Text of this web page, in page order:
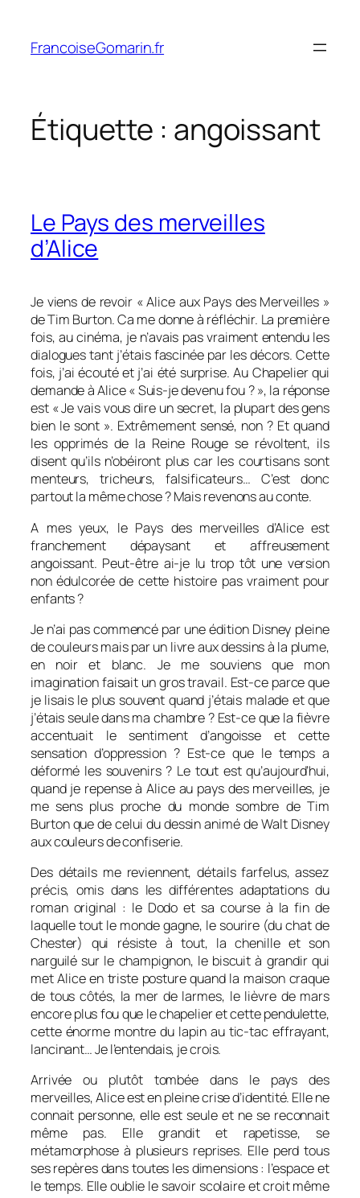
contenu
FrancoiseGomarin.fr
Étiquette : angoissant
Le Pays des merveilles
d’Alice
Je viens de revoir « Alice aux Pays des Merveilles »
de Tim Burton. Ca me donne à réfléchir. La première
fois, au cinéma, je n’avais pas vraiment entendu les
dialogues tant j’étais fascinée par les décors. Cette
fois, j’ai écouté et j’ai été surprise. Au Chapelier qui
demande à Alice « Suis-je devenu fou ? », la réponse
est « Je vais vous dire un secret, la plupart des gens
bien le sont ». Extrêmement sensé, non ? Et quand
les opprimés de la Reine Rouge se révoltent, ils
disent qu’ils n’obéiront plus car les courtisans sont
menteurs, tricheurs, falsificateurs… C’est donc
partout la même chose ? Mais revenons au conte.
A mes yeux, le Pays des merveilles d’Alice est
franchement dépaysant et affreusement
angoissant. Peut-être ai-je lu trop tôt une version
non édulcorée de cette histoire pas vraiment pour
enfants ?
Je n’ai pas commencé par une édition Disney pleine
de couleurs mais par un livre aux dessins à la plume,
en noir et blanc. Je me souviens que mon
imagination faisait un gros travail. Est-ce parce que
je lisais le plus souvent quand j’étais malade et que
j’étais seule dans ma chambre ? Est-ce que la fièvre
accentuait le sentiment d’angoisse et cette
sensation d’oppression ? Est-ce que le temps a
déformé les souvenirs ? Le tout est qu’aujourd’hui,
quand je repense à Alice au pays des merveilles, je
me sens plus proche du monde sombre de Tim
Burton que de celui du dessin animé de Walt Disney
aux couleurs de confiserie.
Des détails me reviennent, détails farfelus, assez
précis, omis dans les différentes adaptations du
roman original : le Dodo et sa course à la fin de
laquelle tout le monde gagne, le sourire (du chat de
Chester) qui résiste à tout, la chenille et son
narguilé sur le champignon, le biscuit à grandir qui
met Alice en triste posture quand la maison craque
de tous côtés, la mer de larmes, le lièvre de mars
encore plus fou que le chapelier et cette pendulette,
cette énorme montre du lapin au tic-tac effrayant,
lancinant… Je l’entendais, je crois.
Arrivée ou plutôt tombée dans le pays des
merveilles, Alice est en pleine crise d’identité. Elle ne
connait personne, elle est seule et ne se reconnait
même pas. Elle grandit et rapetisse, se
métamorphose à plusieurs reprises. Elle perd tous
ses repères dans toutes les dimensions : l’espace et
le temps. Elle oublie le savoir scolaire et croit même